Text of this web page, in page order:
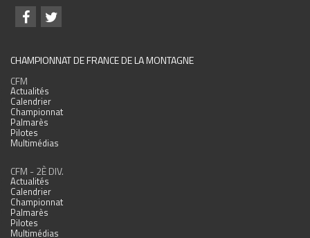
CHAMPIONNAT DE FRANCE DE LA MONTAGNE
CFM
Actualités
Calendrier
Championnat
Palmarès
Pilotes
Multimédias
CFM - 2È DIV.
Actualités
Calendrier
Championnat
Palmarès
Pilotes
Multimédias